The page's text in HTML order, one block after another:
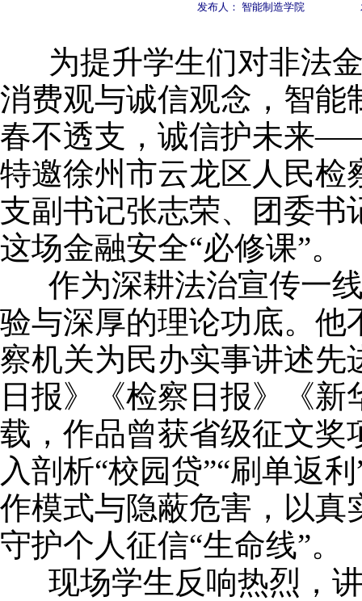
发布人： 智能制造学院
为提升学生们对非法
消费观与诚信观念 ， 智能
春不透支，诚信护未来
特邀徐州市云龙区人民检
支副书记张志荣、团委书
这场金融安全“必修课”。
作为深耕法治宣传一
验与深厚的理论功底。 他
察机关为民办实事讲述先
日报》《检察日报》《
载，作品曾获省级征文奖
入剖析“校园贷”“刷单返
作模式与隐蔽危害，以真
守护个人征信“生命线”。
现场学生反响热烈，